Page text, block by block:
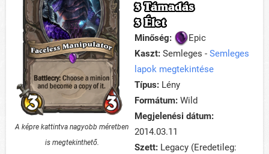
A képre kattintva nagyobb méretben
is megtekinthető.
3 Támadás
3 Élet
Minőség:
Epic
Kaszt: Semleges - Semleges
lapok megtekintése
Típus: Lény
Formátum: Wild
Megjelenési dátum:
2014.03.11
Szett: Legacy (Eredetileg: